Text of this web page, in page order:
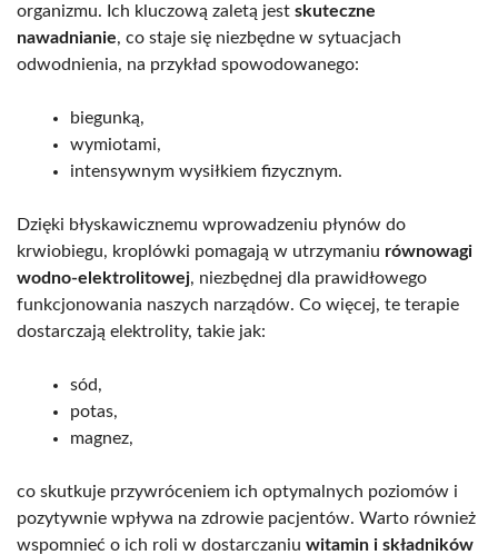
organizmu. Ich kluczową zaletą jest skuteczne
nawadnianie, co staje się niezbędne w sytuacjach
odwodnienia, na przykład spowodowanego:
biegunką,
wymiotami,
intensywnym wysiłkiem fizycznym.
Dzięki błyskawicznemu wprowadzeniu płynów do
krwiobiegu, kroplówki pomagają w utrzymaniu równowagi
wodno-elektrolitowej, niezbędnej dla prawidłowego
funkcjonowania naszych narządów. Co więcej, te terapie
dostarczają elektrolity, takie jak:
sód,
potas,
magnez,
co skutkuje przywróceniem ich optymalnych poziomów i
pozytywnie wpływa na zdrowie pacjentów. Warto również
wspomnieć o ich roli w dostarczaniu witamin i składników